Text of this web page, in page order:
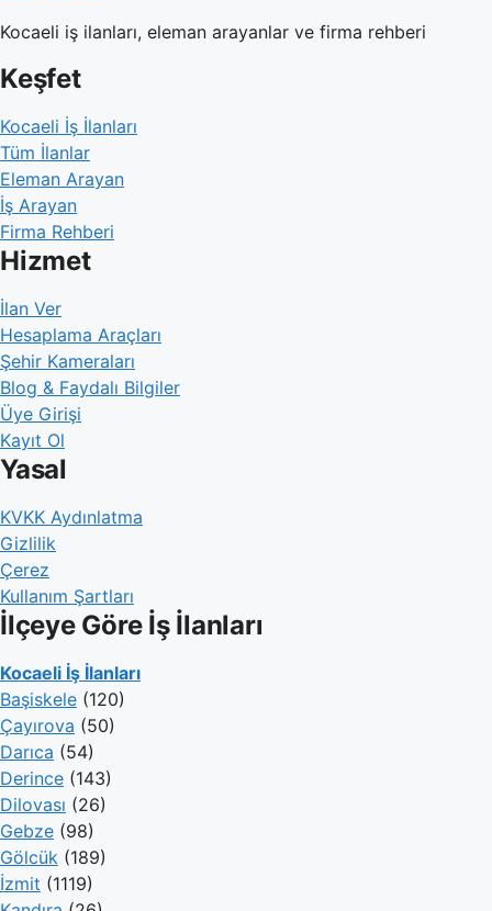
Kocaeli iş ilanları, eleman arayanlar ve firma rehberi
Keşfet
Kocaeli İş İlanları
Tüm İlanlar
Eleman Arayan
İş Arayan
Firma Rehberi
Hizmet
İlan Ver
Hesaplama Araçları
Şehir Kameraları
Blog & Faydalı Bilgiler
Üye Girişi
Kayıt Ol
Yasal
KVKK Aydınlatma
Gizlilik
Çerez
Kullanım Şartları
İlçeye Göre İş İlanları
Kocaeli İş İlanları
Başiskele (120)
Çayırova (50)
Darıca (54)
Derince (143)
Dilovası (26)
Gebze (98)
Gölcük (189)
İzmit (1119)